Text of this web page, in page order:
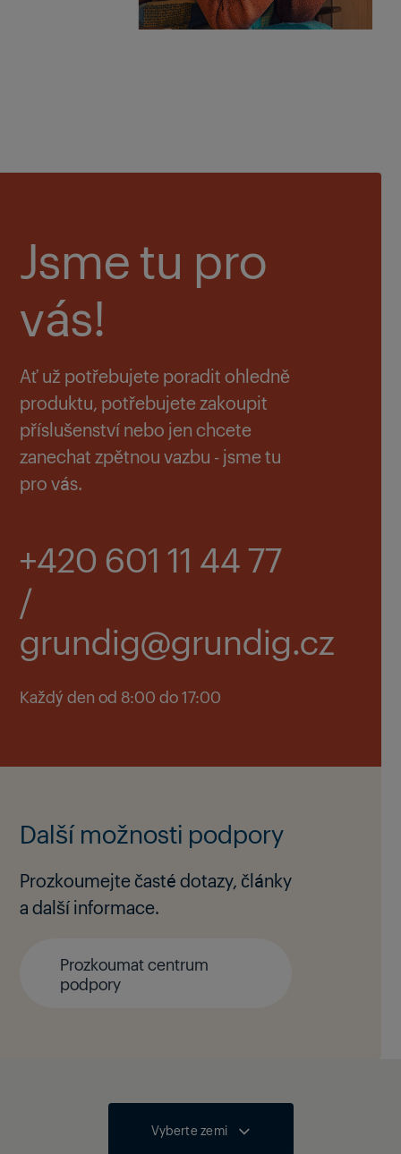
Jsme tu pro
vás!
Ať už potřebujete poradit ohledně
produktu, potřebujete zakoupit
příslušenství nebo jen chcete
zanechat zpětnou vazbu - jsme tu
pro vás.
+420 601 11 44 77
/
grundig@grundig.cz
Každý den od 8:00 do 17:00
Další možnosti podpory
Prozkoumejte časté dotazy, články
a další informace.
Prozkoumat centrum
podpory
Vyberte zemi